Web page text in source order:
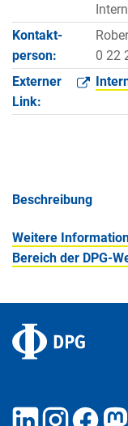
Kontakt­
person:
0 22
Externer
Link:
Beschreibung
Weitere
Bereich der DPG-